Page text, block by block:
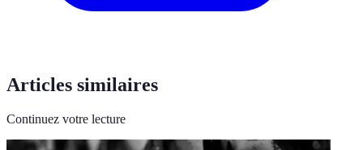
Articles similaires
Continuez votre lecture